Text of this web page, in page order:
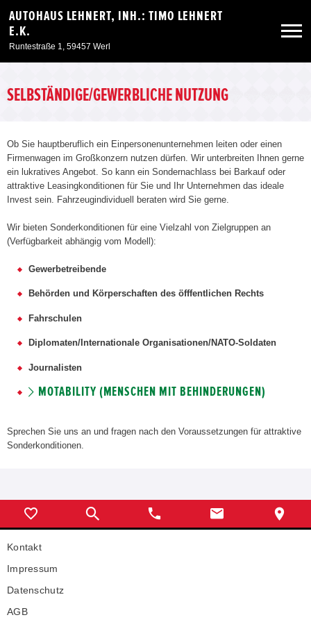
AUTOHAUS LEHNERT, INH.: TIMO LEHNERT
E.K.
Runtestraße 1, 59457 Werl
Neuwagen
Angebote
Unser Autohaus
SELBSTÄNDIGE/GEWERBLICHE NUTZUNG
Ob Sie hauptberuflich ein Einpersonenunternehmen leiten oder einen
Firmenwagen im Großkonzern nutzen dürfen. Wir unterbreiten Ihnen gerne
ein lukratives Angebot. So kann ein Sondernachlass bei Barkauf oder
attraktive Leasingkonditionen für Sie und Ihr Unternehmen das ideale
Invest sein. Fahrzeugindividuell beraten wird Sie gerne.
Wir bieten Sonderkonditionen für eine Vielzahl von Zielgruppen an
(Verfügbarkeit abhängig vom Modell):
Gewerbetreibende
Behörden und Körperschaften des öfffentlichen Rechts
Fahrschulen
Diplomaten/Internationale Organisationen/NATO-Soldaten
Journalisten
MOTABILITY (MENSCHEN MIT BEHINDERUNGEN)
Sprechen Sie uns an und fragen nach den Voraussetzungen für attraktive
Sonderkonditionen.
Kontakt
Impressum
Datenschutz
AGB